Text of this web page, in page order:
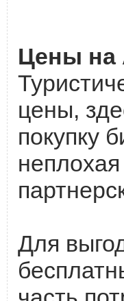
Цены на
цены,
покупку
Для